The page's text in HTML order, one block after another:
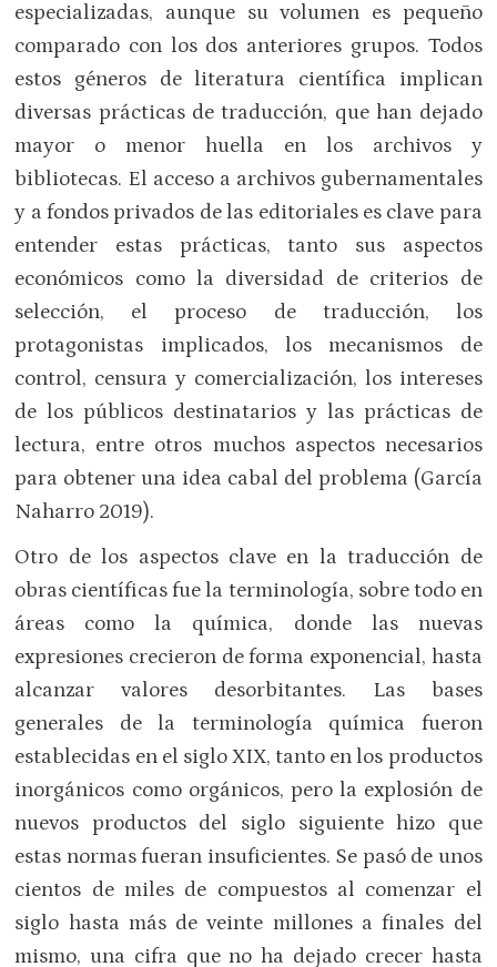
especializadas, aunque su volumen es pequeño
comparado con los dos anteriores grupos. Todos
estos géneros de literatura científica implican
diversas prácticas de traducción, que han dejado
mayor o menor huella en los archivos y
bibliotecas. El acceso a archivos gubernamentales
y a fondos privados de las editoriales es clave para
entender estas prácticas, tanto sus aspectos
económicos como la diversidad de criterios de
selección, el proceso de traducción, los
protagonistas implicados, los mecanismos de
control, censura y comercialización, los intereses
de los públicos destinatarios y las prácticas de
lectura, entre otros muchos aspectos necesarios
para obtener una idea cabal del problema (García
Naharro 2019).
Otro de los aspectos clave en la traducción de
obras científicas fue la terminología, sobre todo en
áreas como la química, donde las nuevas
expresiones crecieron de forma exponencial, hasta
alcanzar valores desorbitantes. Las bases
generales de la terminología química fueron
establecidas en el siglo XIX, tanto en los productos
inorgánicos como orgánicos, pero la explosión de
nuevos productos del siglo siguiente hizo que
estas normas fueran insuficientes. Se pasó de unos
cientos de miles de compuestos al comenzar el
siglo hasta más de veinte millones a finales del
mismo, una cifra que no ha dejado crecer hasta